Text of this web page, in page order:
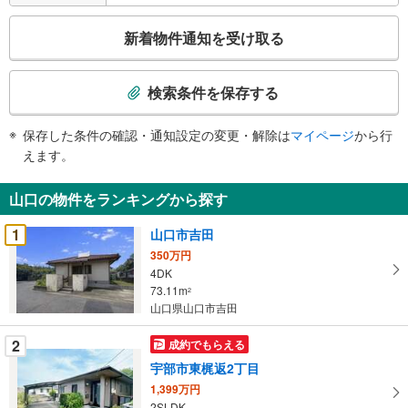
検
知
を
受
け
取
る
・
条
件
を
マ
新着物件通知を受け取る
検索条件を保存する
保存した条件の確認・通知設定の変更・解除はマイページから行
えます。
山口の物件をランキングから探す
1
山口市吉田
350万円
4DK
73.11m2
山口県山口市吉田
2 成約でもらえる
宇部市東梶返2丁目
1,399万円